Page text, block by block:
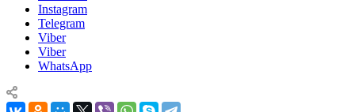
Instagram
Telegram
Viber
Viber
WhatsApp